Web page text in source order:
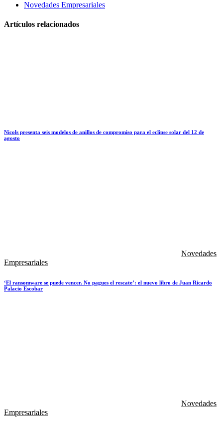
Novedades Empresariales
Artículos relacionados
Nicols presenta seis modelos de anillos de compromiso para el eclipse solar del 12 de
agosto
Novedades
Empresariales
‘El ransomware se puede vencer. No pagues el rescate’: el nuevo libro de Juan Ricardo
Palacio Escobar
Novedades
Empresariales